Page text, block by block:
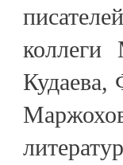
коллеги
Кудаева,